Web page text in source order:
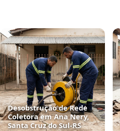
Desobstrução de Rede
Coletora em Ana Nery,
Santa Cruz do Sul‑RS